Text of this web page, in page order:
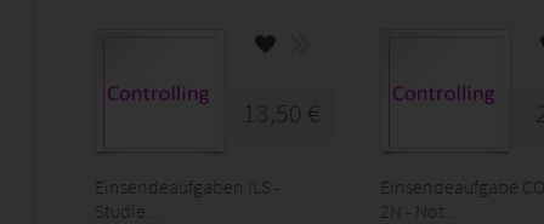
13,50 €
Einsendeaufgaben ILS -
Studie...
Einsendeaufgabe
2N - Not...